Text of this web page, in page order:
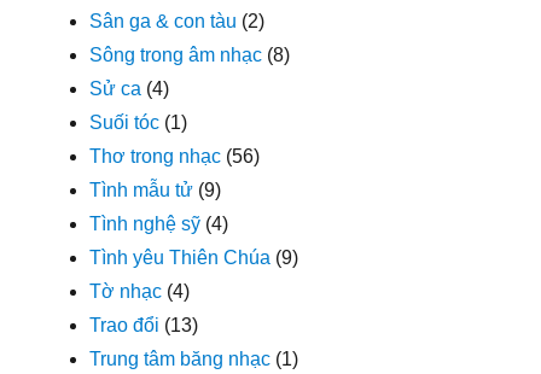
Sân ga & con tàu (2)
Sông trong âm nhạc (8)
Sử ca (4)
Suối tóc (1)
Thơ trong nhạc (56)
Tình mẫu tử (9)
Tình nghệ sỹ (4)
Tình yêu Thiên Chúa (9)
Tờ nhạc (4)
Trao đổi (13)
Trung tâm băng nhạc (1)